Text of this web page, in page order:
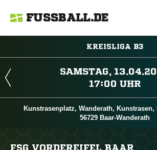
FUSSBALL.DE
KREISLIGA B3

 
Kunstrasenplatz, Wanderath, Kunstrasen,
56729 Baar-Wanderath
FSG VORDEREIFEL BAAR